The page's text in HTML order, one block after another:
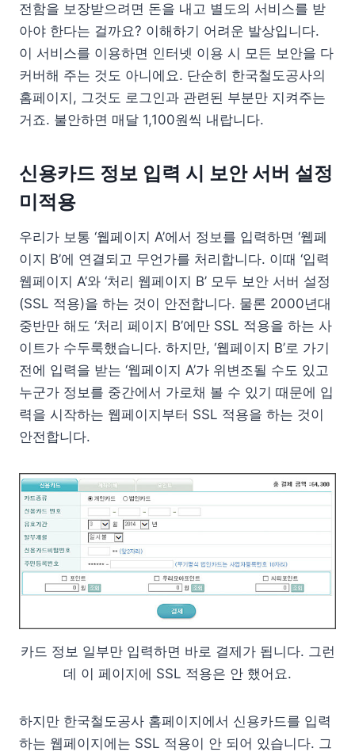
전함을 보장받으려면 돈을 내고 별도의 서비스를 받
아야 한다는 걸까요? 이해하기 어려운 발상입니다.
이 서비스를 이용하면 인터넷 이용 시 모든 보안을 다
커버해 주는 것도 아니에요. 단순히 한국철도공사의
홈페이지, 그것도 로그인과 관련된 부분만 지켜주는
거죠. 불안하면 매달 1,100원씩 내랍니다.
신용카드 정보 입력 시 보안 서버 설정
미적용
우리가 보통 ‘웹페이지 A’에서 정보를 입력하면 ‘웹페
이지 B’에 연결되고 무언가를 처리합니다. 이때 ‘입력
웹페이지 A’와 ‘처리 웹페이지 B’ 모두 보안 서버 설정
(SSL 적용)을 하는 것이 안전합니다. 물론 2000년대
중반만 해도 ‘처리 페이지 B’에만 SSL 적용을 하는 사
이트가 수두룩했습니다. 하지만, ‘웹페이지 B’로 가기
전에 입력을 받는 ‘웹페이지 A’가 위변조될 수도 있고
누군가 정보를 중간에서 가로채 볼 수 있기 때문에 입
력을 시작하는 웹페이지부터 SSL 적용을 하는 것이
안전합니다.
카드 정보 일부만 입력하면 바로 결제가 됩니다. 그런
데 이 페이지에 SSL 적용은 안 했어요.
하지만 한국철도공사 홈페이지에서 신용카드를 입력
하는 웹페이지에는 SSL 적용이 안 되어 있습니다. 그